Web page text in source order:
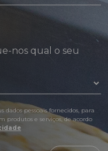
nos qual o seu
pessoais fornecidos, para
produtos e serviços, de acordo